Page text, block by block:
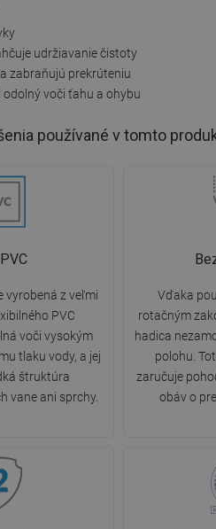
udržiavanie čistoty
zabraňujú prekrúteniu
odolný voči ťahu a ohybu
používané v tomto
vyrobená z veľmi
PVC
voči vysokým
tlaku vody, a jej
štruktúra
vane ani sprchy.
Vďaka
rotačným
hadica
polohu.
zaručuje
obáv o